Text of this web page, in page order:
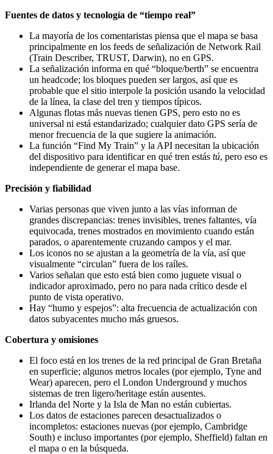
Fuentes de datos y tecnología de “tiempo real”
La mayoría de los comentaristas piensa que el mapa se basa
principalmente en los feeds de señalización de Network Rail
(Train Describer, TRUST, Darwin), no en GPS.
La señalización informa en qué “bloque/berth” se encuentra
un headcode; los bloques pueden ser largos, así que es
probable que el sitio interpole la posición usando la velocidad
de la línea, la clase del tren y tiempos típicos.
Algunas flotas más nuevas tienen GPS, pero esto no es
universal ni está estandarizado; cualquier dato GPS sería de
menor frecuencia de la que sugiere la animación.
La función “Find My Train” y la API necesitan la ubicación
del dispositivo para identificar en qué tren estás tú, pero eso es
independiente de generar el mapa base.
Precisión y fiabilidad
Varias personas que viven junto a las vías informan de
grandes discrepancias: trenes invisibles, trenes faltantes, vía
equivocada, trenes mostrados en movimiento cuando están
parados, o aparentemente cruzando campos y el mar.
Los iconos no se ajustan a la geometría de la vía, así que
visualmente “circulan” fuera de los raíles.
Varios señalan que esto está bien como juguete visual o
indicador aproximado, pero no para nada crítico desde el
punto de vista operativo.
Hay “humo y espejos”: alta frecuencia de actualización con
datos subyacentes mucho más gruesos.
Cobertura y omisiones
El foco está en los trenes de la red principal de Gran Bretaña
en superficie; algunos metros locales (por ejemplo, Tyne and
Wear) aparecen, pero el London Underground y muchos
sistemas de tren ligero/heritage están ausentes.
Irlanda del Norte y la Isla de Man no están cubiertas.
Los datos de estaciones parecen desactualizados o
incompletos: estaciones nuevas (por ejemplo, Cambridge
South) e incluso importantes (por ejemplo, Sheffield) faltan en
el mapa o en la búsqueda.